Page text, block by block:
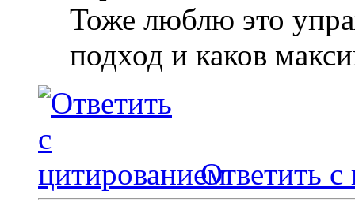
Тоже люблю это
подход и каков
Ответить с